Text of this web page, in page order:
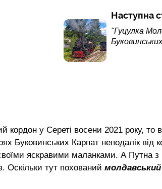
Наступна
"Гуцулка
кордон у Сереті восени 2021 року, то
Буковинських Карпат неподалік від
яскравими маланками. А Путна з
Оскільки тут похований